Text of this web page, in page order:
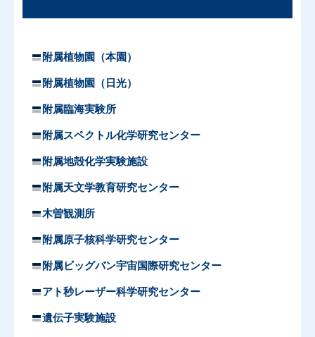
附属植物園（本園）
附属植物園（日光）
附属臨海実験所
附属スペクトル化学研究センター
附属地殻化学実験施設
附属天文学教育研究センター
木曽観測所
附属原子核科学研究センター
附属ビッグバン宇宙国際研究センター
アト秒レーザー科学研究センター
遺伝子実験施設